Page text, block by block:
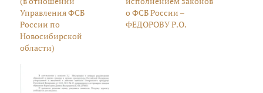
Управления ФСБ
России по
Новосибирской
области)
о ФСБ России –
ФЕДОРОВУ Р.О.